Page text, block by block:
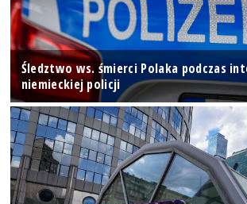
Śledztwo ws. śmierci Polaka podczas
niemieckiej policji